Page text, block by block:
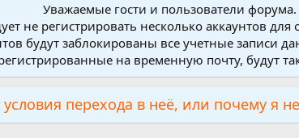
Уважаемые гости и пользователи форума.
не регистрировать несколько аккаунтов
будут заблокированы все учетные записи
на временную почту, будут
перехода в неё, или почему я